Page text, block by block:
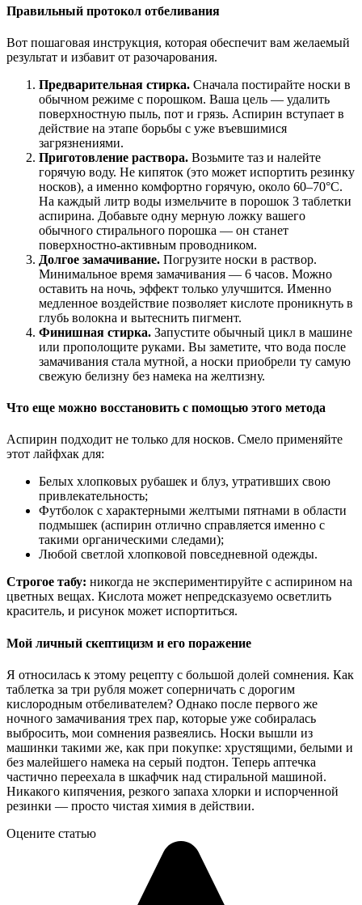
Правильный протокол отбеливания
Вот пошаговая инструкция, которая обеспечит вам желаемый
результат и избавит от разочарования.
Предварительная стирка. Сначала постирайте носки в
обычном режиме с порошком. Ваша цель — удалить
поверхностную пыль, пот и грязь. Аспирин вступает в
действие на этапе борьбы с уже въевшимися
загрязнениями.
Приготовление раствора. Возьмите таз и налейте
горячую воду. Не кипяток (это может испортить резинку
носков), а именно комфортно горячую, около 60–70°C.
На каждый литр воды измельчите в порошок 3 таблетки
аспирина. Добавьте одну мерную ложку вашего
обычного стирального порошка — он станет
поверхностно-активным проводником.
Долгое замачивание. Погрузите носки в раствор.
Минимальное время замачивания — 6 часов. Можно
оставить на ночь, эффект только улучшится. Именно
медленное воздействие позволяет кислоте проникнуть в
глубь волокна и вытеснить пигмент.
Финишная стирка. Запустите обычный цикл в машине
или прополощите руками. Вы заметите, что вода после
замачивания стала мутной, а носки приобрели ту самую
свежую белизну без намека на желтизну.
Что еще можно восстановить с помощью этого метода
Аспирин подходит не только для носков. Смело применяйте
этот лайфхак для:
Белых хлопковых рубашек и блуз, утративших свою
привлекательность;
Футболок с характерными желтыми пятнами в области
подмышек (аспирин отлично справляется именно с
такими органическими следами);
Любой светлой хлопковой повседневной одежды.
Строгое табу: никогда не экспериментируйте с аспирином на
цветных вещах. Кислота может непредсказуемо осветлить
краситель, и рисунок может испортиться.
Мой личный скептицизм и его поражение
Я относилась к этому рецепту с большой долей сомнения. Как
таблетка за три рубля может соперничать с дорогим
кислородным отбеливателем? Однако после первого же
ночного замачивания трех пар, которые уже собиралась
выбросить, мои сомнения развеялись. Носки вышли из
машинки такими же, как при покупке: хрустящими, белыми и
без малейшего намека на серый подтон. Теперь аптечка
частично переехала в шкафчик над стиральной машиной.
Никакого кипячения, резкого запаха хлорки и испорченной
резинки — просто чистая химия в действии.
Оцените статью